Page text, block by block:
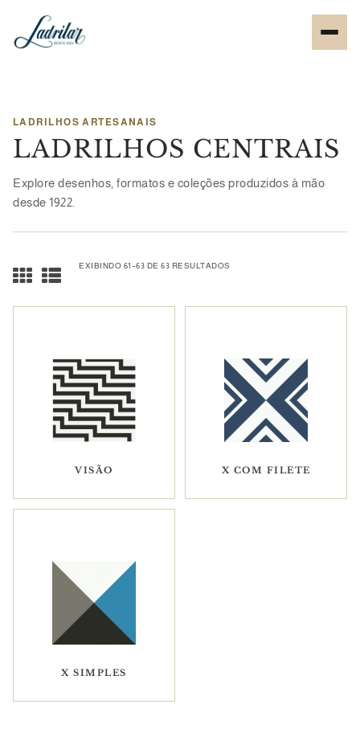
LADRILHOS ARTESANAIS
LADRILHOS CENTRAIS
Explore desenhos, formatos e coleções produzidos à mão
desde 1922.
EXIBINDO 61–63 DE 63 RESULTADOS
VISÃO X COM FILETE
X SIMPLES